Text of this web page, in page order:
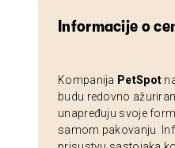
Informacije o
Kompanija PetSpot
budu redovno
unapređuju svoje
samom pakovanju.